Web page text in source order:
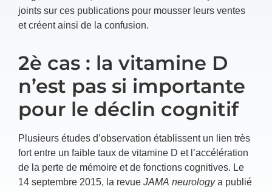
joints sur ces publications pour mousser leurs ventes
et créent ainsi de la confusion.
2è cas : la vitamine D
n’est pas si importante
pour le déclin cognitif
Plusieurs études d’observation établissent un lien très
fort entre un faible taux de vitamine D et l’accélération
de la perte de mémoire et de fonctions cognitives. Le
14 septembre 2015, la revueJAMA neurologya publié